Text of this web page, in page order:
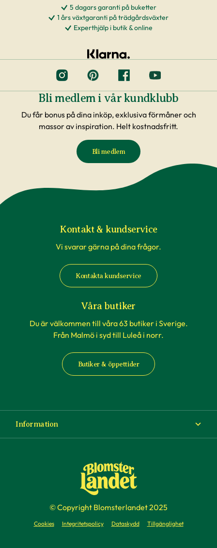
5 dagars garanti på buketter
1 års växtgaranti på trädgårdsväxter
Experthjälp i butik & online
Bli medlem i vår kundklubb
Du får bonus på dina inköp, exklusiva förmåner och
massor av inspiration. Helt kostnadsfritt.
Bli medlem
Kontakt & kundservice
Vi svarar gärna på dina frågor.
Kontakta kundservice
Våra butiker
Du är välkommen till våra 63 butiker i Sverige.
Från Malmö i syd till Luleå i norr.
Butiker & öppettider
Information
Köp- och leveransvillkor
Företag
© Copyright Blomsterlandet 2025
Cookies Integritetspolicy Dataskydd Tillgänglighet